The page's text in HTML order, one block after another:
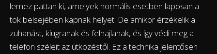
lemez pattan ki, amelyek normális esetben laposan a
tok belsejében kapnak helyet. De amikor érzékelik a
zuhanást, kiugranak és felhajlanak, és így védi meg a
telefon széleit az ütközéstől. Ez a technika jelentősen